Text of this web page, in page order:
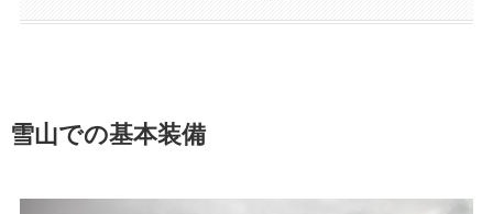
雪山での基本装備